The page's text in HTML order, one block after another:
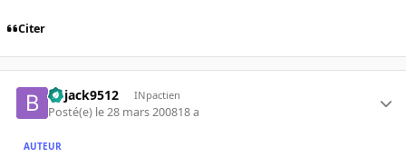
Citer
bojack9512 INpactien
Posté(e) le 28 mars 200818 a
AUTEUR